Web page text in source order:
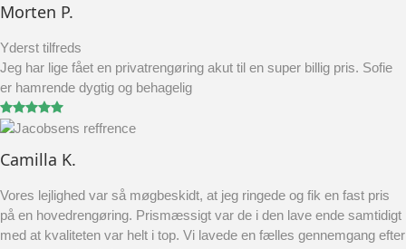
Morten P.
Yderst tilfreds
Jeg har lige fået en privatrengøring akut til en super billig pris. Sofie
er hamrende dygtig og behagelig
Camilla K.
Vores lejlighed var så møgbeskidt, at jeg ringede og fik en fast pris
på en hovedrengøring. Prismæssigt var de i den lave ende samtidigt
med at kvaliteten var helt i top. Vi lavede en fælles gennemgang efter